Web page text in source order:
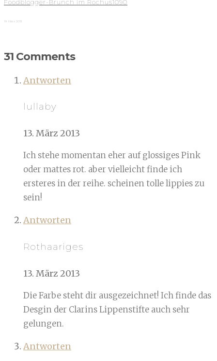
Foodblogger-Brunch im Rochus1090
19. März 2013
31 Comments
Antworten
lullaby
13. März 2013
Ich stehe momentan eher auf glossiges Pink
oder mattes rot. aber vielleicht finde ich
ersteres in der reihe. scheinen tolle lippies zu
sein!
Antworten
Rothaariges
13. März 2013
Die Farbe steht dir ausgezeichnet! Ich finde das
Desgin der Clarins Lippenstifte auch sehr
gelungen.
Antworten